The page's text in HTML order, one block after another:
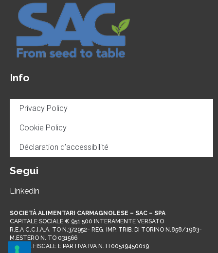
Info
Privacy Policy
Cookie Policy
Déclaration d’accessibilité
Segui
Linkedin
SOCIETÀ ALIMENTARI CARMAGNOLESE – SAC – SPA
CAPITALE SOCIALE € 951.500 INTERAMENTE VERSATO
R.E.A C.C.I.A.A. TO N.372952- REG. IMP. TRIB. DI TORINO N.858/1983-
M.ESTERO N. TO 031566
CODICE FISCALE E PARTIVA IVA N. IT00519450019